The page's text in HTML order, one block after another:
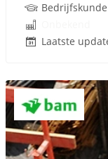
Bedrijfskunde
Laatste